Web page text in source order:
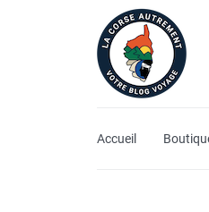
Accueil